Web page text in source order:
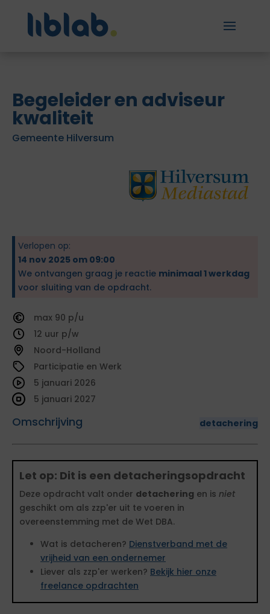
Begeleider en adviseur
kwaliteit
Gemeente Hilversum
Verlopen op:
14 nov 2025 om 09:00
We ontvangen graag je reactie minimaal 1 werkdag
voor sluiting van de opdracht.
90
12
Noord-Holland
Participatie en Werk
Omschrijving detachering
5 januari 2026
5 januari 2027
Let op: Dit is een detacheringsopdracht
Deze opdracht valt onder detachering en is niet
geschikt om als zzp'er uit te voeren in
overeenstemming met de Wet DBA.
Wat is detacheren? Dienstverband met de
vrijheid van een ondernemer
Liever als zzp'er werken? Bekijk hier onze
freelance opdrachten